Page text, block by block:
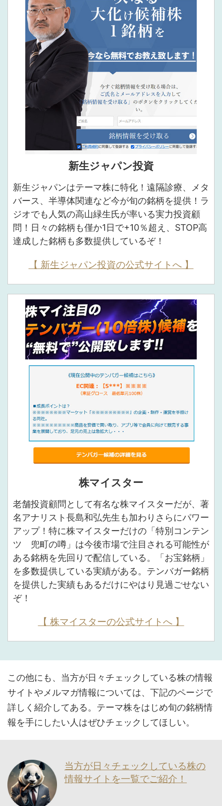
新生ジャパン投資
新生ジャパンはテーマ株に特化！遠隔診療、メタ
バース、半導体関連など今が旬の銘柄を提供！ラ
ジオでも人気の高山緑生氏が率いる実力投資顧
問！日々の銘柄も僅か1日で+10％超え、STOP高
達成した銘柄も多数提供しているぞ！
【 新生ジャパン投資の公式サイトへ 】
株マイスター
老舗投資顧問として有名な株マイスターだが、著
名アナリスト長島和弘先生も加わりさらにパワー
アップ！特に株マイスターだけの「特別コンテン
ツ 兜町の噂」は今後市場で注目される可能性が
ある銘柄を先回りで配信している。「お宝銘柄」
を多数提供している実績がある。テンバガー銘柄
を提供した実績もあるだけにやはり見過ごせない
ぞ！
【 株マイスターの公式サイトへ 】
この他にも、当方が日々チェックしている株の情報
サイトやメルマガ情報については、下記のページで
詳しく紹介してある。テーマ株をはじめ旬の銘柄情
報を手にしたい人はぜひチェックしてほしい。
当方が日々チェックしている株の
情報サイトを一覧でご紹介！